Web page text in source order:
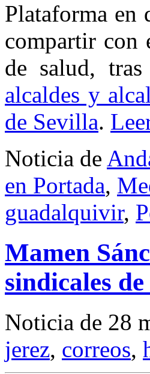
Plataforma en
compartir con
de salud,
alcaldes y
de Sevilla.
Noticia de
en Portada,
guadalquivir,
Mamen
sindicales
Noticia de 28
jerez, correos,